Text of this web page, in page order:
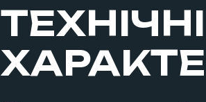
ТЕХНІЧНІ